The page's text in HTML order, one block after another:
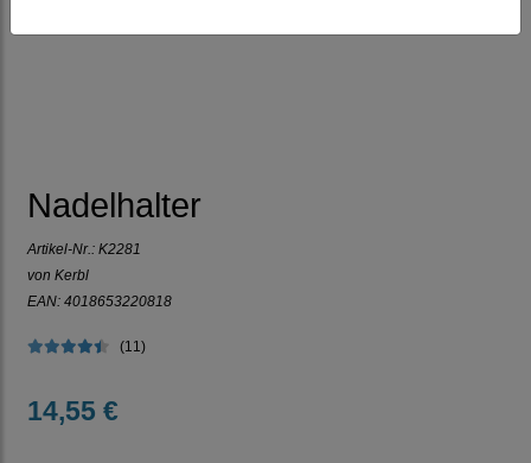
Nadelhalter
Artikel-Nr.: K2281
von Kerbl
EAN: 4018653220818
(11)
14,55 €